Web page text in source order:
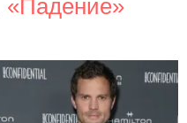
«Падение»